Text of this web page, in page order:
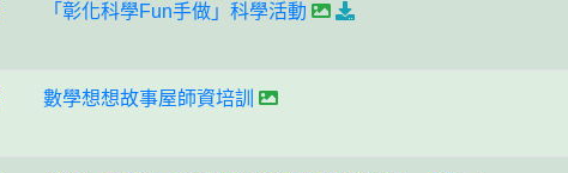
「彰化科學Fun手做」科學活動
數學想想故事屋師資培訓